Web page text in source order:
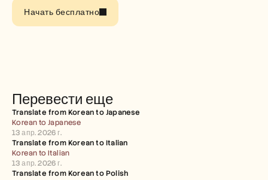
Начать бесплатно
Перевести еще
Translate from Korean to Japanese
Korean to Japanese
13 апр. 2026 г.
Translate from Korean to Italian
Korean to Italian
13 апр. 2026 г.
Translate from Korean to Polish
Careers